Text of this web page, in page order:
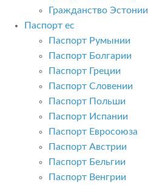
Гражданство Эстонии
Паспорт ес
Паспорт Румынии
Паспорт Болгарии
Паспорт Греции
Паспорт Словении
Паспорт Польши
Паспорт Испании
Паспорт Евросоюза
Паспорт Австрии
Паспорт Бельгии
Паспорт Венгрии